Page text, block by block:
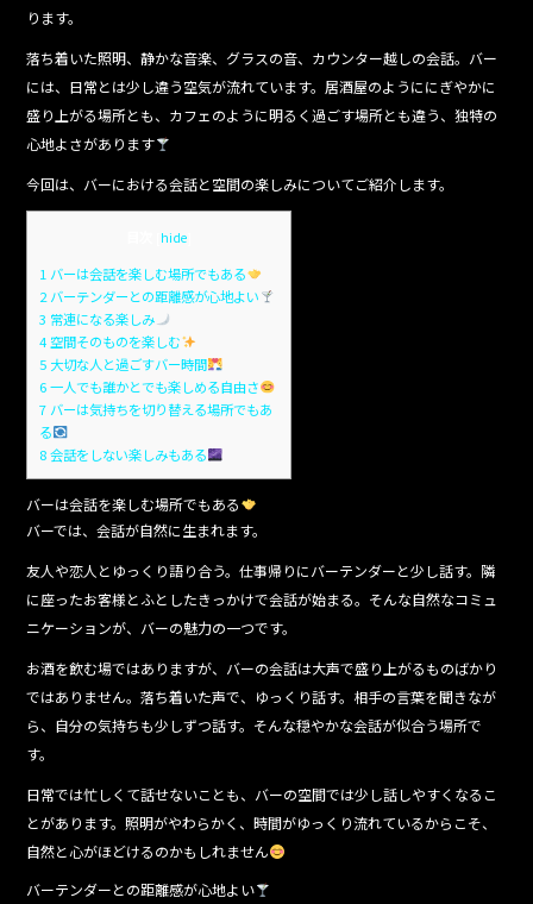
ります。
落ち着いた照明、静かな音楽、グラスの音、カウンター越しの会話。バー
には、日常とは少し違う空気が流れています。居酒屋のようににぎやかに
盛り上がる場所とも、カフェのように明るく過ごす場所とも違う、独特の
心地よさがあります
今回は、バーにおける会話と空間の楽しみについてご紹介します。
hide
1 バーは会話を楽しむ場所でもある
2バーテンダーとの距離感が心地よい
3 常連になる楽しみ
4空間そのものを楽しむ
5 大切な人と過ごすバー時間
6一人でも誰かとでも楽しめる自由さ
7 バーは気持ちを切り替える場所でもあ
る
8会話をしない楽しみもある
バーは会話を楽しむ場所でもある
バーでは、会話が自然に生まれます。
友人や恋人とゆっくり語り合う。仕事帰りにバーテンダーと少し話す。隣
に座ったお客様とふとしたきっかけで会話が始まる。そんな自然なコミュ
ニケーションが、バーの魅力の一つです。
お酒を飲む場ではありますが、バーの会話は大声で盛り上がるものばかり
ではありません。落ち着いた声で、ゆっくり話す。相手の言葉を聞きなが
ら、自分の気持ちも少しずつ話す。そんな穏やかな会話が似合う場所で
す。
日常では忙しくて話せないことも、バーの空間では少し話しやすくなるこ
とがあります。照明がやわらかく、時間がゆっくり流れているからこそ、
自然と心がほどけるのかもしれません
バーテンダーとの距離感が心地よい